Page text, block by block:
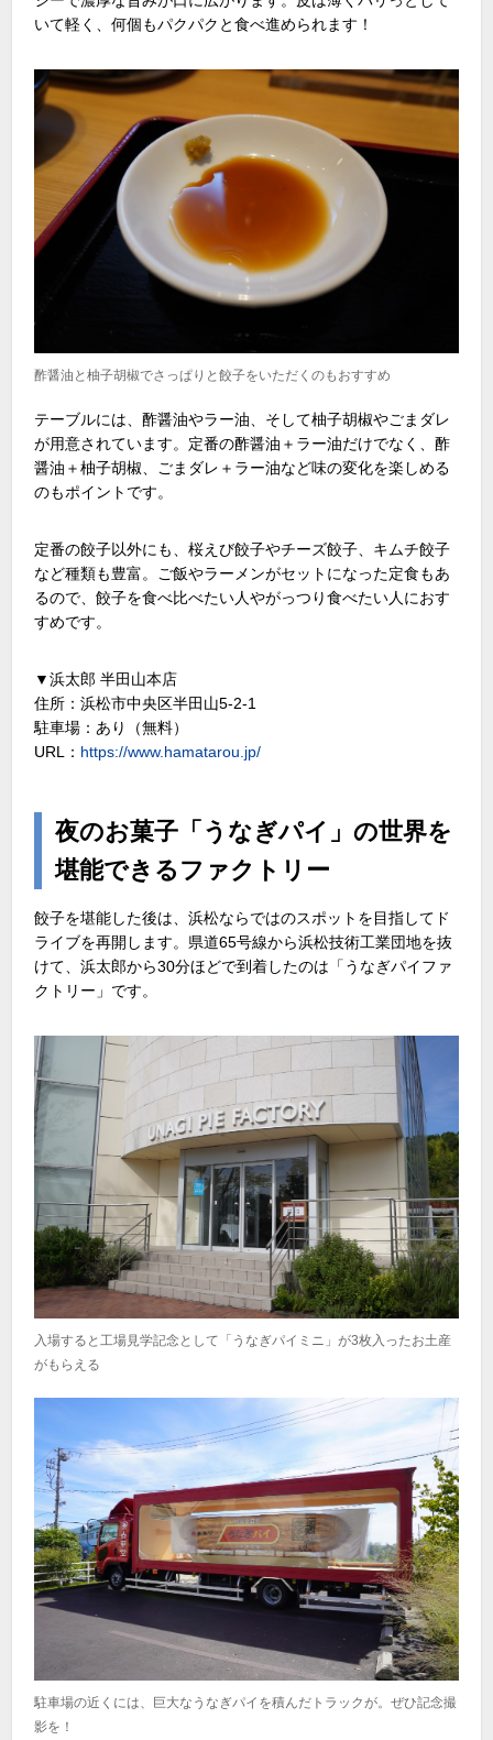
いて軽く、何個もパクパクと食べ進められます！
酢醤油と柚子胡椒でさっぱりと餃子をいただくのもおすすめ
テーブルには、酢醤油やラー油、そして柚子胡椒やごまダレ
が用意されています。定番の酢醤油＋ラー油だけでなく、酢
醤油＋柚子胡椒、ごまダレ＋ラー油など味の変化を楽しめる
のもポイントです。
定番の餃子以外にも、桜えび餃子やチーズ餃子、キムチ餃子
など種類も豊富。ご飯やラーメンがセットになった定食もあ
るので、餃子を食べ比べたい人やがっつり食べたい人におす
すめです。
▼浜太郎 半田山本店
住所：浜松市中央区半田山5-2-1
駐車場：あり（無料）
URL： https://www.hamatarou.jp/
夜のお菓子「うなぎパイ」の世界を
堪能できるファクトリー
餃子を堪能した後は、浜松ならではのスポットを目指してド
ライブを再開します。県道65号線から浜松技術工業団地を抜
けて、浜太郎から30分ほどで到着したのは「うなぎパイファ
クトリー」です。
入場すると工場見学記念として「うなぎパイミニ」が3枚入ったお土産
がもらえる
駐車場の近くには、巨大なうなぎパイを積んだトラックが。ぜひ記念撮
影を！